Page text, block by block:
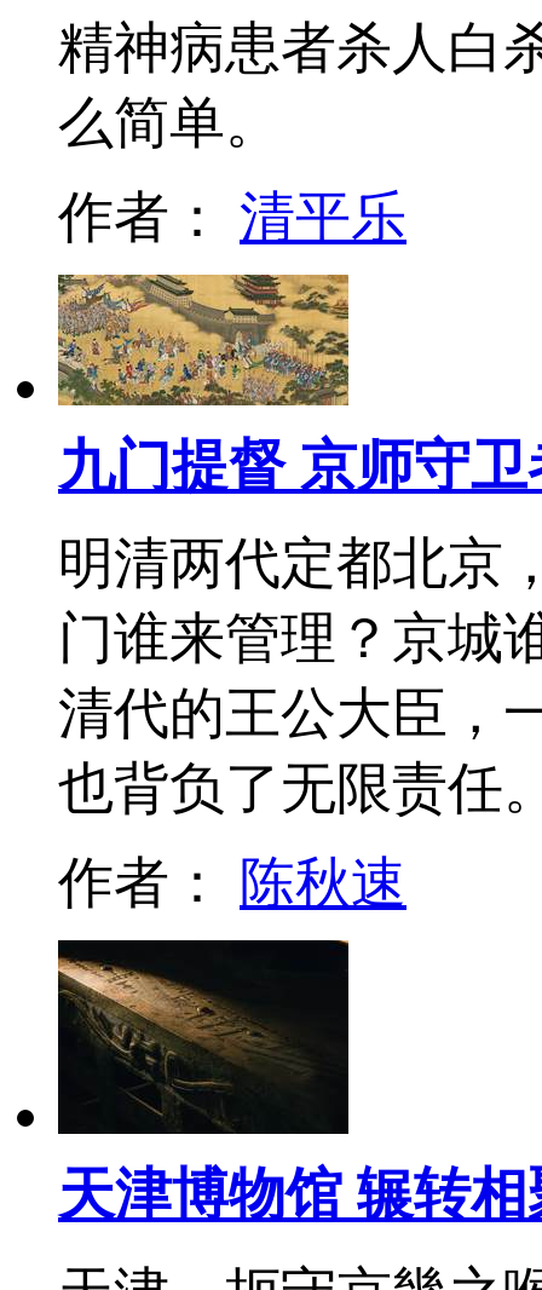
精神病患者杀人白
么简单。
作者： 清平乐
九门提督 京师守
明清两代定都北京
门谁来管理？京城
清代的王公大臣，
也背负了无限责任
作者： 陈秋速
天津博物馆 辗转